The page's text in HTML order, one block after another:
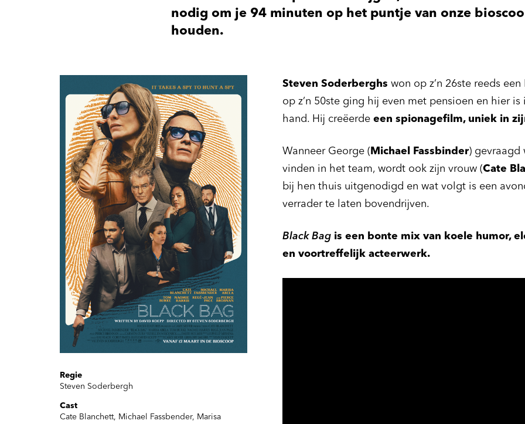
nodig om je 94 minuten op het puntje van onze
houden.
Steven Soderberghs won op z’n 26ste reeds een
op z’n 50ste ging hij even met pensioen en hier
hand. Hij creëerde een spionagefilm, uniek in
Wanneer George ( Michael Fassbinder) gevraagd
vinden in het team, wordt ook zijn vrouw (Cate
bij hen thuis uitgenodigd en wat volgt is een
verrader te laten bovendrijven.
Black Bagis een bonte mix van koele humor,
en voortreffelijk acteerwerk.
Regie
Steven Soderbergh
Cast
Cate Blanchett, Michael Fassbender, Marisa